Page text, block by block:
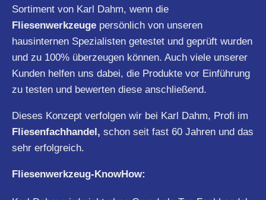
Sortiment von Karl Dahm, wenn die
Fliesenwerkzeuge persönlich von unseren
hausinternen Spezialisten getestet und geprüft wurden
und zu 100% überzeugen können. Auch viele unserer
Kunden helfen uns dabei, die Produkte vor Einführung
zu testen und bewerten diese anschließend.
Dieses Konzept verfolgen wir bei Karl Dahm, Profi im
Fliesenfachhandel, schon seit fast 60 Jahren und das
sehr erfolgreich.
Fliesenwerkzeug-KnowHow: